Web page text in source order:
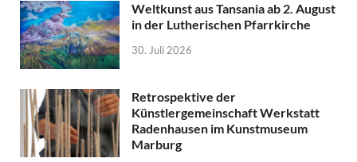
Weltkunst aus Tansania ab 2. August
in der Lutherischen Pfarrkirche
30. Juli 2026
Retrospektive der
Künstlergemeinschaft Werkstatt
Radenhausen im Kunstmuseum
Marburg